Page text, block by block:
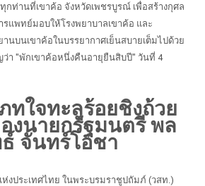
ท่านที่เขาค้อ จังหวัดเพชรบูรณ์ เพื่อสร้างกุศล
แพทย์มอบให้โรงพยาบาลเขาค้อ และ
นบนเขาค้อในบรรยากาศเย็นสบายเต็มไปด้วย
า "พักเขาค้อหนึ่งคืนอายุยืนสิบปี" วันที่ 4
ทใจทะลุร้อยชิงถ้วย
งนายกรัฐมนตรี พล
ธ์ จันทร์โอชา
งประเทศไทย ในพระบรมราชูปถัมภ์ (วสท.)